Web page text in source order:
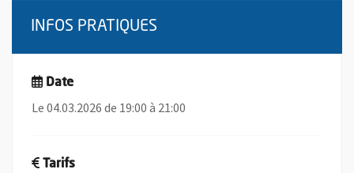
INFOS PRATIQUES
Date
Le 04.03.2026 de 19:00 à 21:00
Tarifs